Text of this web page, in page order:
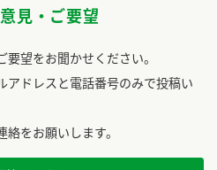
見・ご要望
望をお聞かせください。
アドレスと電話番号のみで投稿い
絡をお願いします。